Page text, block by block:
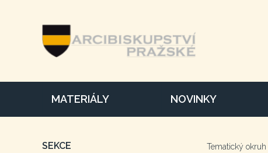
MATERIÁLY NOVINKY
Tematický okruh
SEKCE